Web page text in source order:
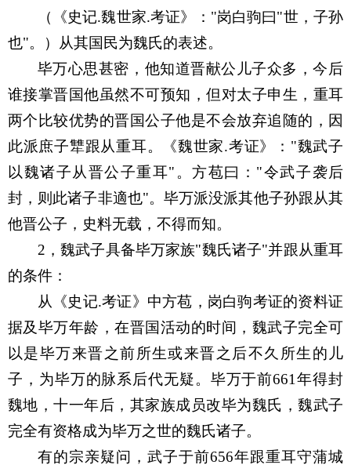
（《史记.魏世家.考证》： "岗白驹曰"世，子孙
也"。）从其国民为魏氏的表述。
毕万心思甚密，他知道晋献公儿子众多，今后
谁接掌晋国他虽然不可预知，但对太子申生，重耳
两个比较优势的晋国公子他是不会放弃追随的，因
此派庶子犨跟从重耳。《魏世家.考证》： "魏武子
以魏诸子从晋公子重耳" 。方苞曰： "令武子袭后
封，则此诸子非適也"。毕万派没派其他子孙跟从其
他晋公子，史料无载，不得而知。
2 ，魏武子具备毕万家族"魏氏诸子"并跟从重耳
的条件：
从《史记.考证》中方苞，岗白驹考证的资料证
据及毕万年龄，在晋国活动的时间，魏武子完全可
以是毕万来晋之前所生或来晋之后不久所生的儿
子，为毕万的脉系后代无疑。毕万于前661 年得封
魏地，十一年后，其家族成员改毕为魏氏，魏武子
完全有资格成为毕万之世的魏氏诸子。
有的宗亲疑问，武子于前656年跟重耳守蒲城